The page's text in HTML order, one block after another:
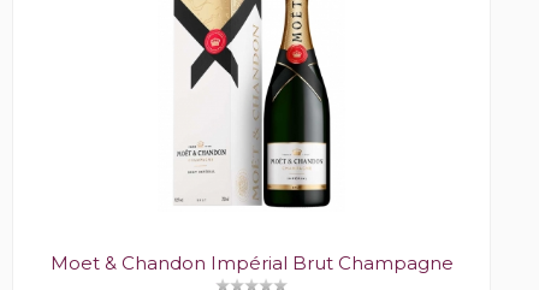
Moet & Chandon Impérial Brut Champagne